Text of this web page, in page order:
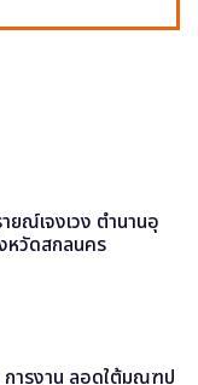
ยณ์เจงเวง ตำนานอุ
หวัดสกลนคร
ารงาน ลอดใต้มณฑป